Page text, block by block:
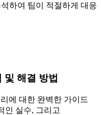
하여 팀이 적절하게 대응
및 해결 방법
에 대한 완벽한 가이드
인 실수, 그리고